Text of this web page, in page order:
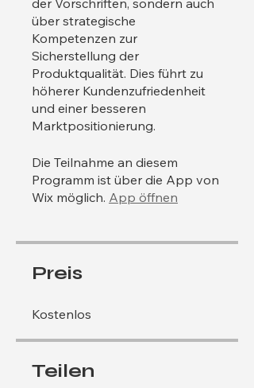
der Vorschriften, sondern auch
über strategische
Kompetenzen zur
Sicherstellung der
Produktqualität. Dies führt zu
höherer Kundenzufriedenheit
und einer besseren
Marktpositionierung.
Die Teilnahme an diesem
Programm ist über die App von
Wix möglich. App öffnen
Preis
Kostenlos
Teilen